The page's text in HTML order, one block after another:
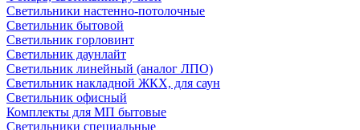
Светильники настенно-потолочные
Светильник бытовой
Светильник горловинт
Светильник даунлайт
Светильник линейный (аналог ЛПО)
Светильник накладной ЖКХ, для саун
Светильник офисный
Комплекты для МП бытовые
Светильники специальные